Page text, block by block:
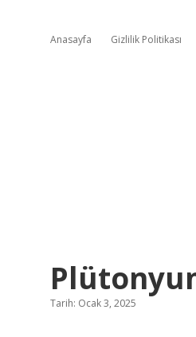
Anasayfa Gizlilik Politikası
Tarih: Ocak 3, 2025